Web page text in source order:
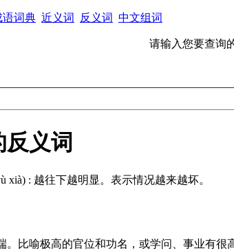
语词典 近义词 反义词 中文组词
请输入您要查询
义词
xià) : 越往下越明显。表示情况越来越坏。
。比喻极高的官位和功名，或学问、事业有很